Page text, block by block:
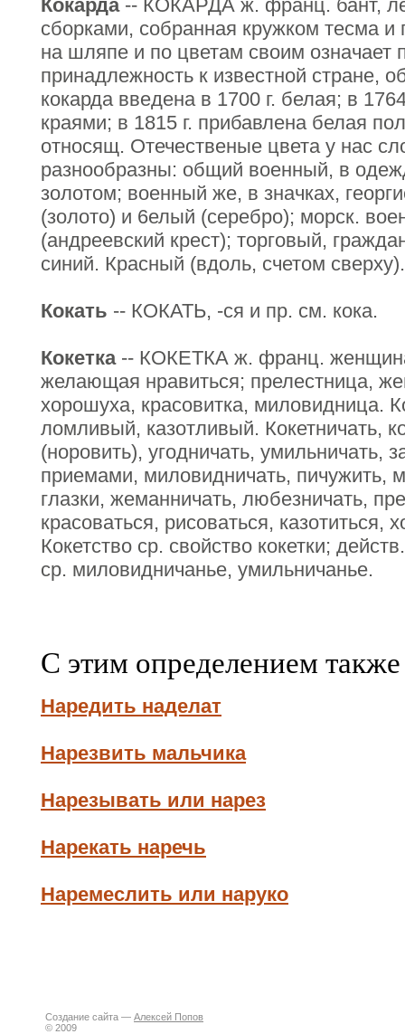
Кокарда-- КОКАРДА ж. франц. бант,
сборками, собранная кружком тесма и
на шляпе и по цветам своим означает
принадлежность к известной стране,
кокарда введена в 1700 г. белая; в
краями; в 1815 г. прибавлена белая
относящ. Отечественые цвета у нас
разнообразны: общий военный, в
золотом; военный же, в значках,
(золото) и 6елый (серебро); морск.
(андреевский крест); торговый,
синий. Красный (вдоль, счетом сверху).
Кокать -- КОКАТЬ, -ся и пр. см. кока.
Кокетка-- КОКЕТКА ж. франц.
желающая нравиться; прелестница,
хорошуха, красовитка, миловидница.
ломливый, казотливый. Кокетничать,
(норовить), угодничать, умильничать,
приемами, миловидничать, пичужить,
глазки, жеманничать, любезничать,
красоваться, рисоваться, казотиться,
Кокетство ср. свойство кокетки;
ср. миловидничанье, умильничанье.
С этим определением
Наредить наделат
Нарезвить мальчика
Нарезывать или нарез
Нарекать наречь
Наремеслить или наруко
Создание сайта — Алексей Попов
© 2009